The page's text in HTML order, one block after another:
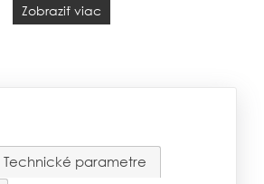
Zobraziť viac
Technické parametre